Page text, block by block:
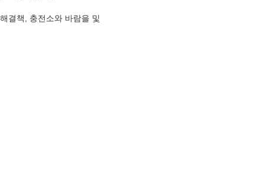
결책, 충전소와 바람을 및